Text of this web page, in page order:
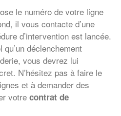
le numéro de votre ligne
il vous contacte d’une
d’intervention est lancée.
qu’un déclenchement
vous devrez lui
N’hésitez pas à faire le
et à demander des
votre contrat de
êtes un
?
votrechiffre d'affaires
tout en gagnant de